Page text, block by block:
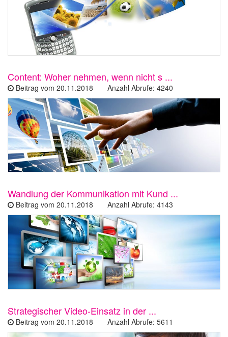
Content: Woher nehmen, wenn nicht s ...
Beitrag vom 20.11.2018 Anzahl Abrufe: 4240
Wandlung der Kommunikation mit Kund ...
Beitrag vom 20.11.2018 Anzahl Abrufe: 4143
Strategischer Video-Einsatz in der ...
Beitrag vom 20.11.2018 Anzahl Abrufe: 5611